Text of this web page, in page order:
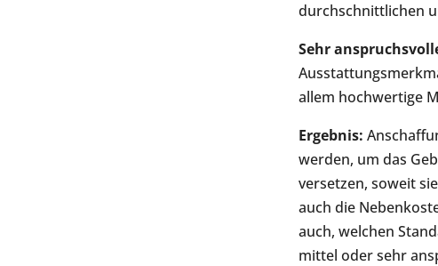
durchschnittlichen
Sehr
allem hochwertige
Ergebnis:
werden, um das
versetzen, soweit
auch die
auch, welchen
mittel oder sehr